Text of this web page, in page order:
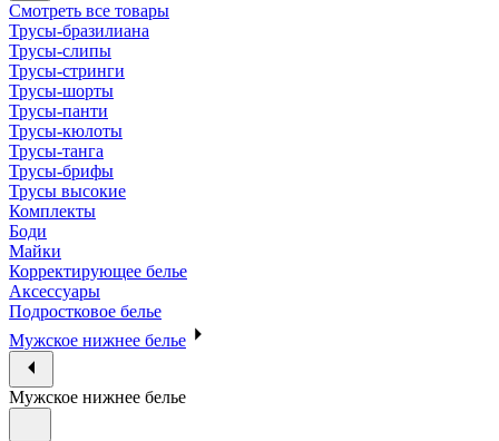
Смотреть все товары
Трусы-бразилиана
Трусы-слипы
Трусы-стринги
Трусы-шорты
Трусы-панти
Трусы-кюлоты
Трусы-танга
Трусы-брифы
Трусы высокие
Комплекты
Боди
Майки
Корректирующее белье
Аксессуары
Подростковое белье
Мужское нижнее белье
Мужское нижнее белье